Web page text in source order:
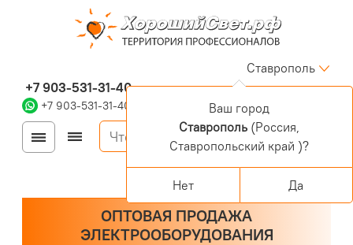
+7 903-531-31-40
+7 903-531-31-40
Ставрополь
Войти
Регистрация
Корзина
0 позиций
ОПТОВАЯ ПРОДАЖА
ЭЛЕКТРООБОРУДОВАНИЯ
Ваш город
Ставрополь (Россия,
Ставропольский край )?
Нет Да